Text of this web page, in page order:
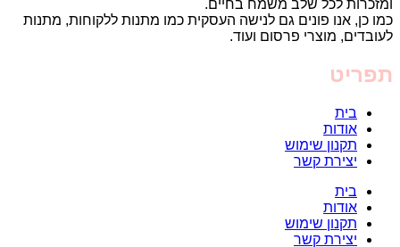
ומזכרות לכל שלב משמח בחיים.
כמו כן, אנו פונים גם לנישה העסקית כמו מתנות ללקוחות, מתנות
לעובדים, מוצרי פרסום ועוד.
תפריט
בית
אודות
תקנון שימוש
יצירת קשר
בית
אודות
תקנון שימוש
יצירת קשר